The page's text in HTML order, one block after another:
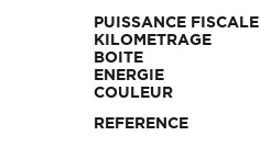
PUISSANCE FISCALE
KILOMETRAGE
BOITE
ENERGIE
COULEUR
REFERENCE